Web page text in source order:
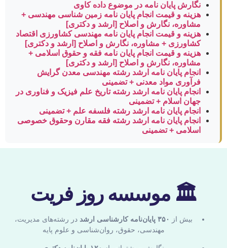
نگارش پایان نامه در موضوع داده کاوی
هزینه و قیمت انجام پایان نامه زمین شناسی مهندسی +
مشاوره، نگارش و اصلاح [ارشد و دکتری]
هزینه و قیمت انجام پایان نامه مهندسی کشاورزی اقتصاد
کشاورزی + مشاوره، نگارش و اصلاح [ارشد و دکتری]
هزینه و قیمت انجام پایان نامه فقه و حقوق اسلامی +
مشاوره، نگارش و اصلاح [ارشد و دکتری]
انجام پایان نامه ارشد رشته مهندسی معدن گرایش
فرآوری مواد معدنی + تضمینی
انجام پایان نامه ارشد رشته تاریخ علم فیزیک و فناوری در
جهان اسلام + تضمینی
انجام پایان نامه ارشد رشته فلسفه علم + تضمینی
انجام پایان نامه ارشد رشته فقه مقارن وحقوق خصوصی
اسلامی + تضمینی
🏛 موسسه روز فریت
بیش از ۳۵۰ پایان‌نامه کارشناسی ارشد
در رشته‌های مدیریت،
مهندسی، حقوق، روان‌شناسی و علوم پایه